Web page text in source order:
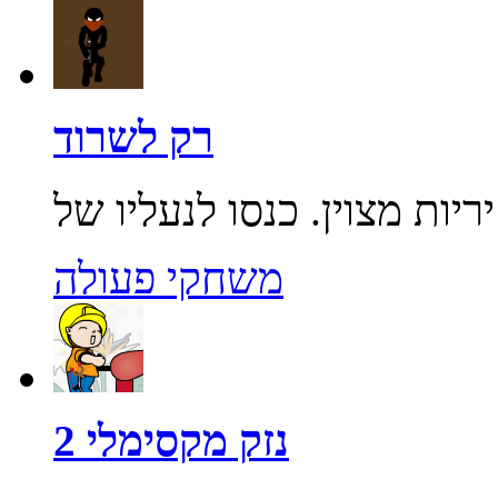
רק לשרוד
משחקי פעולה
נזק מקסימלי 2